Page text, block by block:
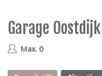
Garage
Max. 0